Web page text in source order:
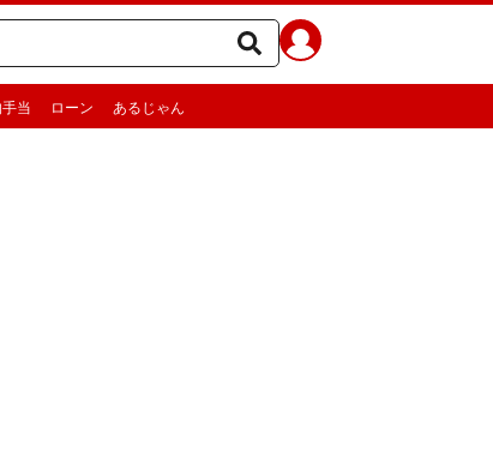
当 ローン あるじゃん